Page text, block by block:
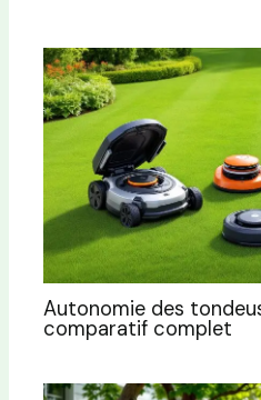
Autonomie des
comparatif complet